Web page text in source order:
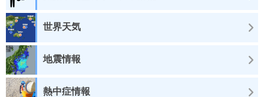
世界天気
地震情報
熱中症情報